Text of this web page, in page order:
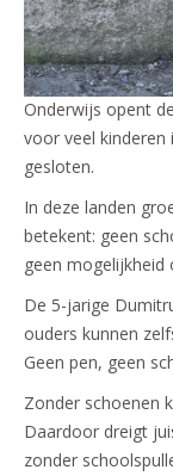
Onderwijs opent
voor veel
gesloten.
In deze landen
betekent: geen
geen mogelijkheid
De 5-jarige
ouders kunnen
Geen pen, geen
Zonder schoenen
Daardoor dreigt
zonder